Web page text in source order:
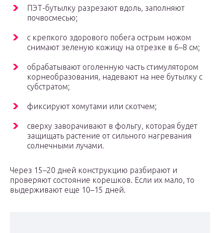
ПЭТ-бутылку разрезают вдоль, заполняют
почвосмесью;
с крепкого здорового побега острым ножом
снимают зеленую кожицу на отрезке в 6–8 см;
обрабатывают оголенную часть стимулятором
корнеобразования, надевают на нее бутылку с
субстратом;
фиксируют хомутами или скотчем;
сверху заворачивают в фольгу, которая будет
защищать растение от сильного нагревания
солнечными лучами.
Через 15–20 дней конструкцию разбирают и
проверяют состояние корешков. Если их мало, то
выдерживают еще 10–15 дней.